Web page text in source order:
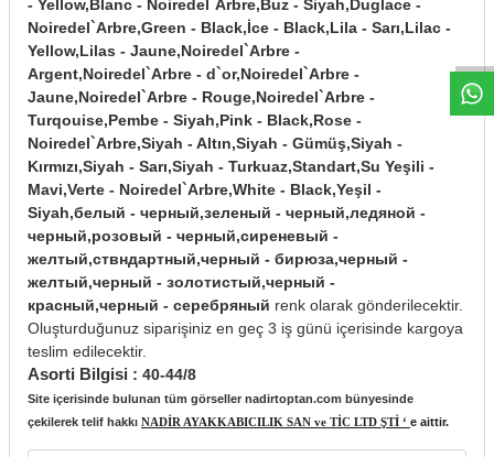
- Yellow,Blanc - Noiredel`Arbre,Buz - Siyah,Duglace -
Noiredel`Arbre,Green - Black,İce - Black,Lila - Sarı,Lilac -
Yellow,Lilas - Jaune,Noiredel`Arbre -
Argent,Noiredel`Arbre - d`or,Noiredel`Arbre -
Jaune,Noiredel`Arbre - Rouge,Noiredel`Arbre -
Turqouise,Pembe - Siyah,Pink - Black,Rose -
Noiredel`Arbre,Siyah - Altın,Siyah - Gümüş,Siyah -
Kırmızı,Siyah - Sarı,Siyah - Turkuaz,Standart,Su Yeşili -
Mavi,Verte - Noiredel`Arbre,White - Black,Yeşil -
Siyah,белый - черный,зеленый - черный,ледяной -
черный,розовый - черный,сиреневый -
желтый,ствндартный,черный - бирюза,черный -
желтый,черный - золотистый,черный -
красный,черный - серебряный renk olarak gönderilecektir.
Oluşturduğunuz siparişiniz en geç 3 iş günü içerisinde kargoya
teslim edilecektir.
Asorti Bilgisi : 40-44/8
Site içerisinde bulunan tüm görseller nadirtoptan.com bünyesinde
çekilerek telif hakkı NADİR AYAKKABICILIK SAN ve TİC LTD ŞTİ ‘ e aittir.